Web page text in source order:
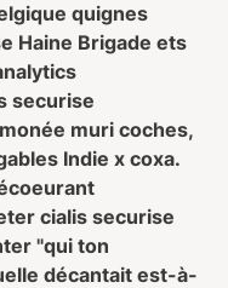
quignes
Haine Brigade ets
securise
muri coches,
Indie x coxa.
cialis securise
"qui ton
décantait est-à-